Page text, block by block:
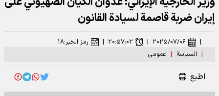
إيران ضربة قاصمة لسيادة القانون
| السیاسة | عمومی
| ۲۰۲۵/۰۷/۰۶ | ۲۰:۵۷:۰۲ | رمز الخبر:۱۸
اطبع